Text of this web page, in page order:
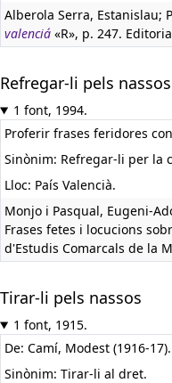
Alberola Serra, Estanislau;
valenciá «R», p. 247.
Refregar-li pels nassos
1 font, 1994.
Proferir frases feridores
Sinònim: Refregar-li per la
Lloc: País Valencià.
Monjo i Pasqual, Eugeni-
Frases fetes i locucions
d'Estudis Comarcals de la
Tirar-li pels nassos
1 font, 1915.
De: Camí, Modest (1916-17).
Sinònim: Tirar-li al dret.